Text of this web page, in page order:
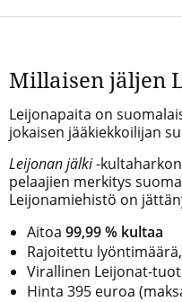
Millaisen jäljen
Leijonapaita on
jokaisen jääkiekkoilijan
Leijonan jälki-kultaharkon
pelaajien merkitys
Leijonamiehistö on
Aitoa 99,99 % kultaa
Rajoitettu lyöntimäärä,
Virallinen Leijonat-
Hinta 395 euroa